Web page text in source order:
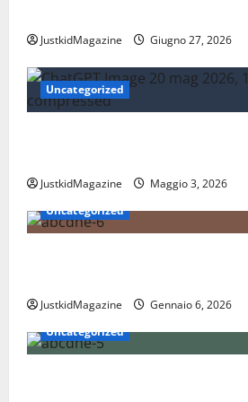
JustkidMagazine Giugno 27, 2026
Uncategorized
JustkidMagazine
Maggio 3, 2026
Uncategorized
JustkidMagazine
Gennaio 6, 2026
Uncategorized